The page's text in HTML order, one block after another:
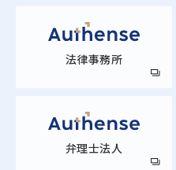
法律事務所
弁理士法人